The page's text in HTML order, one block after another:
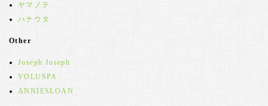
ヤマノテ
ハナウタ
Other
Joseph Joseph
VOLUSPA
ANNIESLOAN